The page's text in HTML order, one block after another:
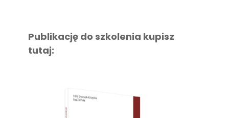
Publikację do szkolenia kupisz
tutaj: